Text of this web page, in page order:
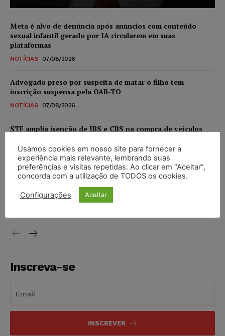
Meta é alvo de denúncia após anúncios com conteúdo
sexual infantil gerado por IA circularem em suas
plataformas
NOTÍCIAS 07/08/2026
Advogado preso por suspeita de matar o filho tem
inscrição suspensa pela OAB-TO
NOTÍCIAS 07/08/2026
STF amplia isenção de IBS e CBS na compra de veículos
níveis
DIREITO TRIBUTÁRIO 07/08/2026
Justiça do Trabalho mantém justa causa de empregado que
vendia canetas emagrecedoras no local de trabalho
Inscreva-se
INSCREVER
Usamos cookies em nosso site para fornecer a
experiência mais relevante, lembrando suas
preferências e visitas repetidas. Ao clicar em “Aceitar”,
concorda com a utilização de TODOS os cookies.
Configurações Aceitar